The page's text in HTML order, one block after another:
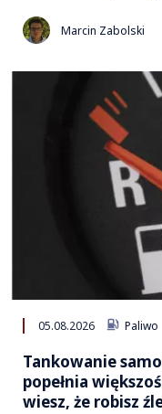
Marcin Zabolski
05.08.2026 Paliwo
Tankowanie
popełnia
wiesz, że robisz